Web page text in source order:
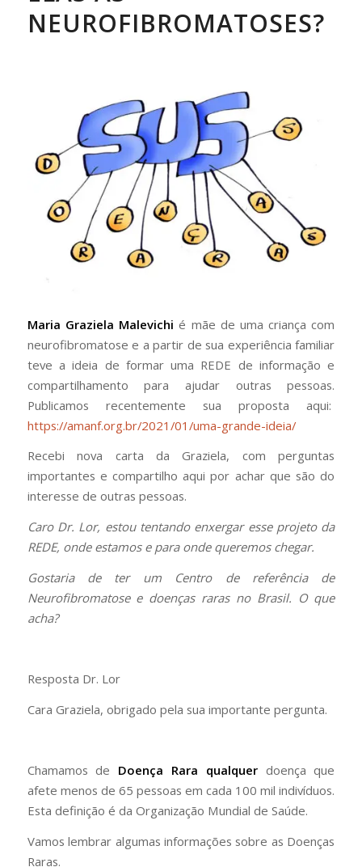
NEUROFIBROMATOSES?
Maria Graziela Malevichié mãe de uma criança com
neurofibromatose e a partir de sua experiência familiar
teve a ideia de formar uma REDE de informação e
compartilhamento para ajudar outras pessoas.
Publicamos recentemente sua proposta aqui:
https://amanf.org.br/2021/01/uma-grande-ideia/
Recebi nova carta da Graziela, com perguntas
importantes e compartilho aqui por achar que são do
interesse de outras pessoas.
Caro Dr. Lor, estou tentando enxergar esse projeto da
REDE, onde estamos e para onde queremos chegar.
Gostaria de ter um Centro de referência de
Neurofibromatose e doenças raras no Brasil. O que
acha?
Resposta Dr. Lor
Cara Graziela, obrigado pela sua importante pergunta.
Chamamos de Doença Rara qualquer doença que
afete menos de 65 pessoas em cada 100 mil indivíduos.
Esta definição é da Organização Mundial de Saúde.
Vamos lembrar algumas informações sobre as Doenças
Raras.